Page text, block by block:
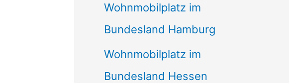
Wohnmobilplatz im
Bundesland Hamburg
Wohnmobilplatz im
Bundesland Hessen